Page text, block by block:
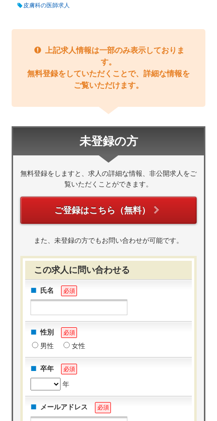
皮膚科の医師求人
上記求人情報は一部のみ表示しておりま
す。
無料登録をしていただくことで、詳細な情報を
ご覧いただけます。
未登録の方
無料登録をしますと、求人の詳細な情報、非公開求人をご
覧いただくことができます。
ご登録はこちら（無料）
また、未登録の方でもお問い合わせが可能です。
この求人に問い合わせる
氏名 必須
性別 必須
男性 女性
卒年 必須
年
メールアドレス 必須